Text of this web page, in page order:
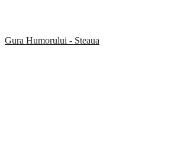
Gura Humorului - Steaua